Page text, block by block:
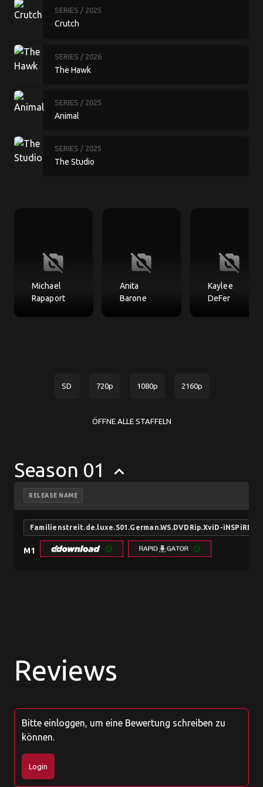
SERIES / 2025
Crutch
SERIES / 2026
The Hawk
SERIES / 2025
Animal
SERIES / 2025
The Studio
no_photography
Michael
Rapaport
no_photography
Anita
Barone
no_photography
Kaylee
DeFer
SD 720p 1080p 2160p
ÖFFNE ALLE STAFFELN
Season 01 keyboard_arrow_up
RELEASE NAME
Familienstreit.de.luxe.S01.German.WS.DVDRip.XviD-iNSPiRED
M1
Reviews
Bitte einloggen, um eine Bewertung schreiben zu
können.
Login